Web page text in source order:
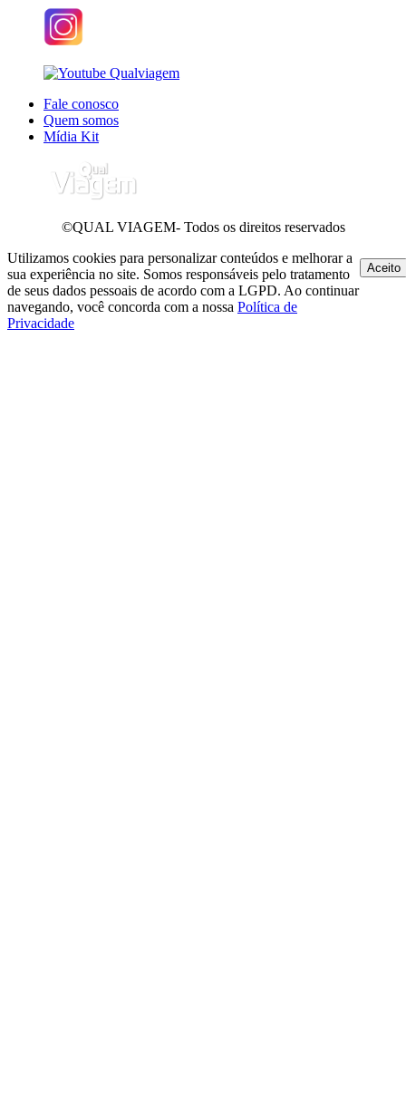
Fale conosco
Quem somos
Mídia Kit
©QUAL VIAGEM- Todos os direitos reservados
Utilizamos cookies para personalizar conteúdos e melhorar a
sua experiência no site. Somos responsáveis pelo tratamento
de seus dados pessoais de acordo com a LGPD. Ao continuar
navegando, você concorda com a nossa Política de
Privacidade
Aceito